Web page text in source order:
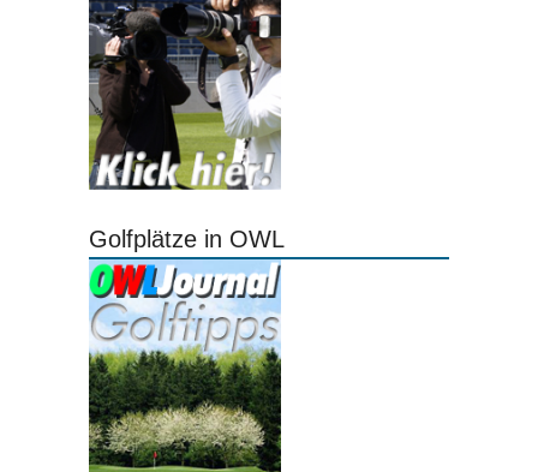
Golfplätze in OWL